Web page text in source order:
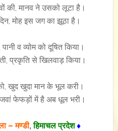
की, मानव ने उसको लूटा है।
मोह इस जग का झूठा है।
व व्योम को दूषित किया।
प्रकृति से खिलवाड़ किया।
खुद खुदा मान के भूल करी।
फेफड़ों में है अब धूल भरी।
– मण्डी, हिमाचल प्रदेश ♦